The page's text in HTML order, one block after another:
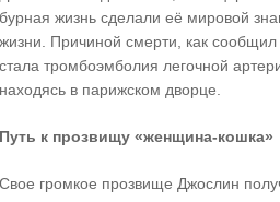
бурная жизнь сделали её мировой
жизни. Причиной смерти, как
стала тромбоэмболия легочной
находясь в парижском дворце.
Путь к прозвищу «женщина-кошка»
Свое громкое прозвище Джослин